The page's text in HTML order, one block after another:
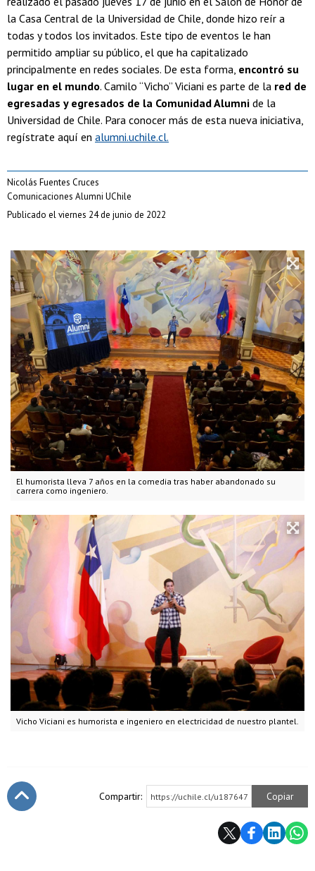
El humorista lleva 7 años en la comedia tras haber abandonado su
carrera como ingeniero.
Vicho Viciani es humorista e ingeniero en electricidad de nuestro plantel.
la Casa Central de la Universidad de Chile, donde hizo reír a
todas y todos los invitados. Este tipo de eventos le han
permitido ampliar su público, el que ha capitalizado
principalmente en redes sociales. De esta forma, encontró su
lugar en el mundo. Camilo “Vicho” Viciani es parte de la red de
egresadas y egresados de la Comunidad Alumni de la
Universidad de Chile. Para conocer más de esta nueva iniciativa,
regístrate aquí en alumni.uchile.cl.
Nicolás Fuentes Cruces
Comunicaciones Alumni UChile
Publicado el viernes 24 de junio de 2022
Compartir: https://uchile.cl/u187647 Copiar